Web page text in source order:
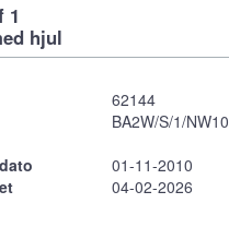
1
hjul
62144
BA2W/S/1/NW10
01-11-2010
04-02-2026